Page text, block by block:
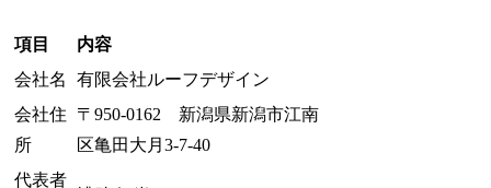
項目
内容
会社名
有限会社ルーフデザイン
会社住
所
〒950-0162 新潟県新潟市江南
区亀田大月3-7-40
代表者